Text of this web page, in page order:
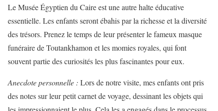
Le Musée Égyptien du Caire est une autre halte éducative
essentielle. Les enfants seront ébahis par la richesse et la diversité
des trésors. Prenez le temps de leur présenter le fameux masque
funéraire de Toutankhamon et les momies royales, qui font
souvent partie des curiosités les plus fascinantes pour eux.
Anecdote personnelle : Lors de notre visite, mes enfants ont pris
des notes sur leur petit carnet de voyage, dessinant les objets qui